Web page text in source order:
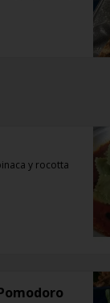
y rocotta